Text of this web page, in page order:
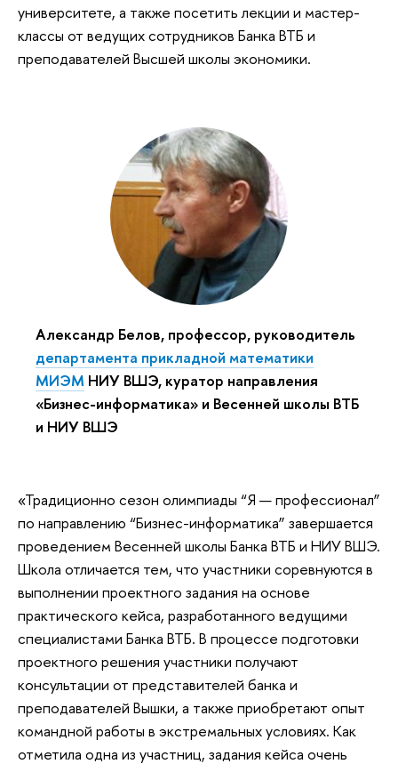
университете, а также посетить лекции и мастер-
классы от ведущих сотрудников Банка ВТБ и
преподавателей Высшей школы экономики.
Александр Белов, профессор, руководитель
департамента прикладной математики
МИЭМ НИУ ВШЭ, куратор направления
«Бизнес-информатика» и Весенней школы ВТБ
и НИУ ВШЭ
«Традиционно сезон олимпиады “Я — профессионал”
по направлению “Бизнес-информатика” завершается
проведением Весенней школы Банка ВТБ и НИУ ВШЭ.
Школа отличается тем, что участники соревнуются в
выполнении проектного задания на основе
практического кейса, разработанного ведущими
специалистами Банка ВТБ. В процессе подготовки
проектного решения участники получают
консультации от представителей банка и
преподавателей Вышки, а также приобретают опыт
командной работы в экстремальных условиях. Как
отметила одна из участниц, задания кейса очень